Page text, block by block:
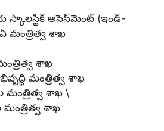
అసెస్‌మెంట్ (ఇండ్-
మంత్రిత్వ శాఖ
శాఖ
మంత్రిత్వ శాఖ
మంత్రిత్వ శాఖ \
మంత్రిత్వ శాఖ